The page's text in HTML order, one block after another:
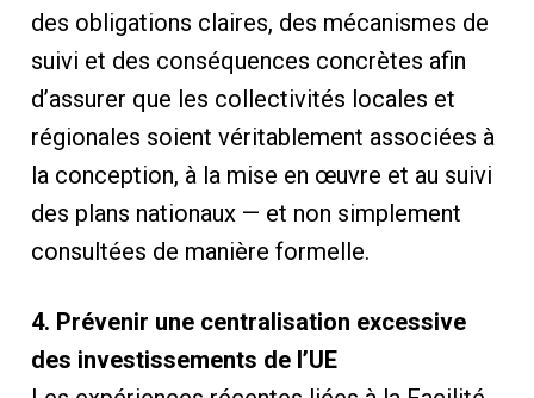
des obligations claires, des mécanismes de
suivi et des conséquences concrètes afin
d’assurer que les collectivités locales et
régionales soient véritablement associées à
la conception, à la mise en œuvre et au suivi
des plans nationaux — et non simplement
consultées de manière formelle.
4. Prévenir une centralisation excessive
des investissements de l’UE